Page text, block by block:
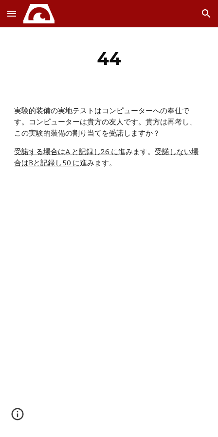
Skip to main content Skip to navigation
44
実験的装備の実地テストはコンピューターへの奉仕で
す。コンピューターは貴方の友人です。貴方は再考し、
この実験的装備の割り当てを受諾しますか？
受諾する場合はA と記録し26 に進みます。 受諾しない場
合はBと記録し50 に進みます。